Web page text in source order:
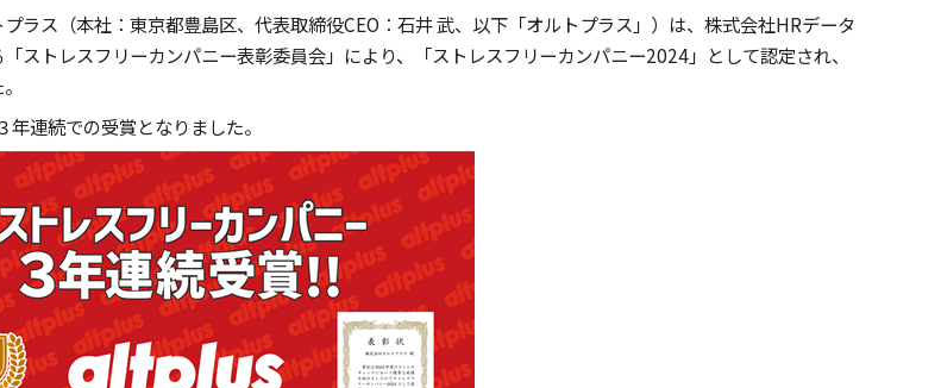
ラス（本社：東京都豊島区、代表取締役CEO：石井 武、以下「オルトプラス」）は、株式会社HRデータ
ストレスフリーカンパニー表彰委員会」により、「ストレスフリーカンパニー2024」として認定され、
連続での受賞となりました。